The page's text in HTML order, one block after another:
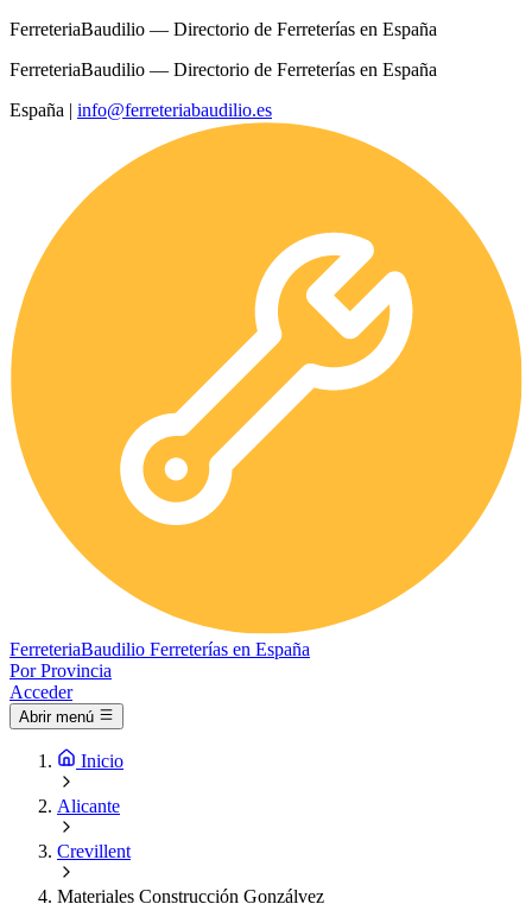
FerreteriaBaudilio — Directorio de Ferreterías en España
FerreteriaBaudilio — Directorio de Ferreterías en España
España | info@ferreteriabaudilio.es
FerreteriaBaudilio Ferreterías en España
Por Provincia
Acceder
Abrir menú
Inicio
Alicante
Crevillent
Materiales Construcción Gonzálvez